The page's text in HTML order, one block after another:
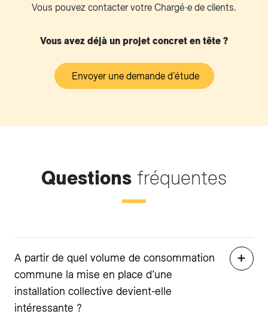
Vous pouvez contacter votre Chargé∙e de clients.
Vous avez déjà un projet concret en tête ?
Envoyer une demande d’étude
Questions fréquentes
A partir de quel volume de consommation
commune la mise en place d’une
installation collective devient-elle
intéressante ?